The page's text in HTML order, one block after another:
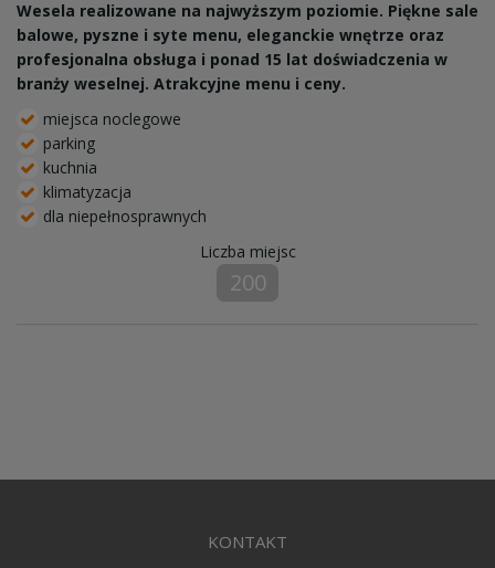
Wesela realizowane na najwyższym poziomie. Piękne sale
balowe, pyszne i syte menu, eleganckie wnętrze oraz
profesjonalna obsługa i ponad 15 lat doświadczenia w
branży weselnej. Atrakcyjne menu i ceny.
miejsca noclegowe
parking
kuchnia
klimatyzacja
dla niepełnosprawnych
Liczba miejsc
200
KONTAKT